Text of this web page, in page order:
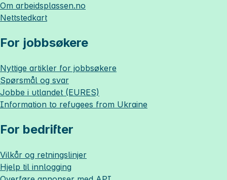
Om arbeidsplassen.no
Nettstedkart
For jobbsøkere
Nyttige artikler for jobbsøkere
Spørsmål og svar
Jobbe i utlandet (EURES)
Information to refugees from Ukraine
For bedrifter
Vilkår og retningslinjer
Hjelp til innlogging